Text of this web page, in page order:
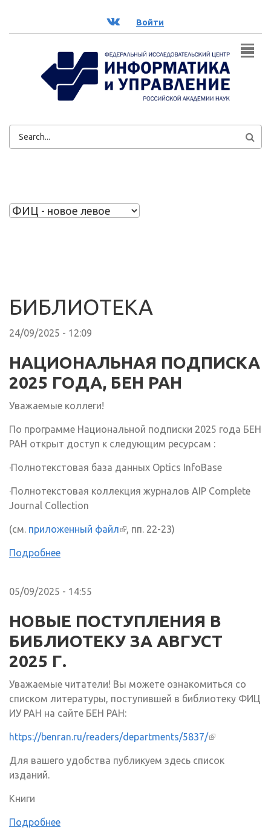
ВК Войти
ФОРМА
БИБЛИОТЕКА
24/09/2025 - 12:09
НАЦИОНАЛЬНАЯ ПОДПИСКА
2025 ГОДА, БЕН РАН
Уважаемые коллеги!
По программе Национальной подписки 2025 года БЕН
РАН открыт доступ к следующим ресурсам :
·Полнотекстовая база данных Optics InfoBase
·Полнотекстовая коллекция журналов AIP Complete
Journal Collection
(см. приложенный файл(внешняя ссылка)
, пп. 22-23)
Подробнее
05/09/2025 - 14:55
НОВЫЕ ПОСТУПЛЕНИЯ В
БИБЛИОТЕКУ ЗА АВГУСТ
2025 Г.
Уважаемые читатели! Вы можете ознакомиться со
списком литературы, поступившей в библиотеку ФИЦ
ИУ РАН на сайте БЕН РАН:
https://benran.ru/readers/departments/5837/(внешняя
Для вашего удобства публикуем здесь список
изданий.
Книги
Подробнее